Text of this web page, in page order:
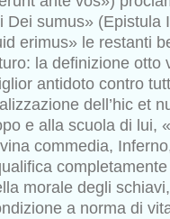
Dei sumus» (Epistula
erimus» le restanti
la definizione otto
antidoto contro
dell’hic et
e alla scuola di lui,
commedia,
morale degli
a norma di